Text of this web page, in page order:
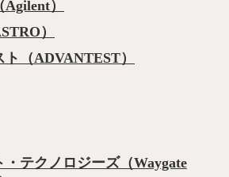
）
）
（ADVANTEST）
・テクノロジーズ（Waygate